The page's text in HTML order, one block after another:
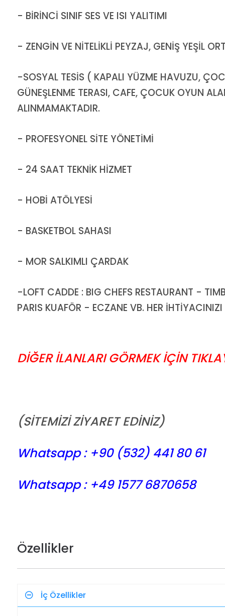
- BİRİNCİ SINIF SES VE ISI YALITIMI
- ZENGİN VE NİTELİKLİ PEYZAJ, GENİŞ YEŞİL
-SOSYAL TESİS ( KAPALI YÜZME HAVUZU,
GÜNEŞLENME TERASI, CAFE, ÇOCUK OYUN
ALINMAMAKTADIR.
- PROFESYONEL SİTE YÖNETİMİ
- 24 SAAT TEKNİK HİZMET
- HOBİ ATÖLYESİ
- BASKETBOL SAHASI
- MOR SALKIMLI ÇARDAK
-LOFT CADDE : BIG CHEFS RESTAURANT -
PARIS KUAFÖR - ECZANE VB. HER
DİĞER İLANLARI GÖRMEK İÇİN
(SİTEMİZİ ZİYARET EDİNİZ)
Whatsapp : +90 (532) 44180 61
Whatsapp : +49 1577 6870658
Özellikler
İç Özellikler